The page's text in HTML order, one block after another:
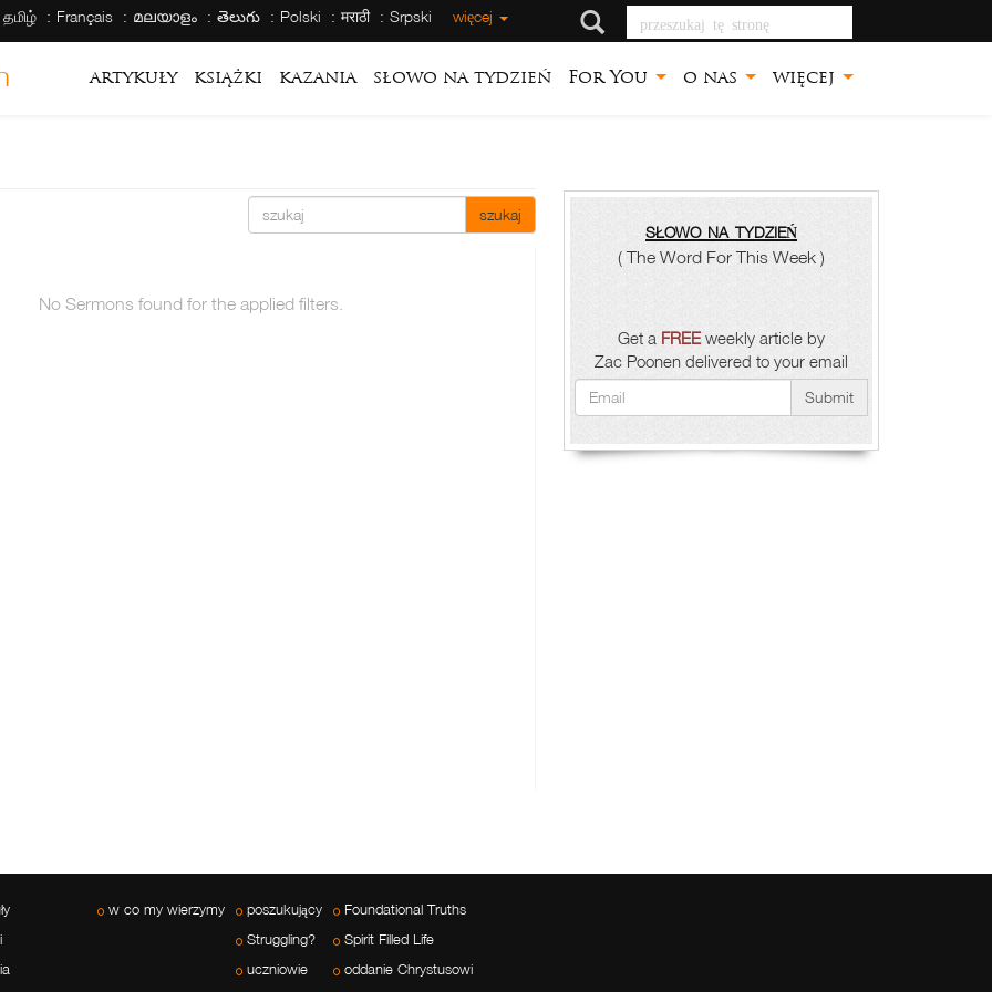
தமிழ் Français മലയാളം తెలుగు Polski मराठी Srpski więcej przeszukaj tę stronę
artykuły książki kazania słowo na tydzień For You o nas więcej
szukaj
No Sermons found for the applied filters.
słowo na tydzień
( The Word For This Week )
Get a FREEweekly article by
Zac Poonen delivered to your email
Submit
w co my wierzymy
poszukujący
Struggling?
uczniowie
Foundational Truths
Spirit Filled Life
oddanie Chrystusowi